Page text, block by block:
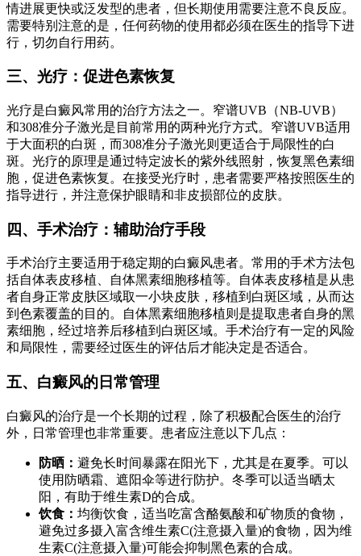
情进展更快或泛发型的患者，但长期使用需要注意不良反应。
需要特别注意的是，任何药物的使用都必须在医生的指导下进
行，切勿自行用药。
三、光疗：促进色素恢复
光疗是白癜风常用的治疗方法之一。窄谱UVB（NB-UVB）
和308准分子激光是目前常用的两种光疗方式。窄谱UVB适用
于大面积的白斑，而308准分子激光则更适合于局限性的白
斑。光疗的原理是通过特定波长的紫外线照射，恢复黑色素细
胞，促进色素恢复。在接受光疗时，患者需要严格按照医生的
指导进行，并注意保护眼睛和非皮损部位的皮肤。
四、手术治疗：辅助治疗手段
手术治疗主要适用于稳定期的白癜风患者。常用的手术方法包
括自体表皮移植、自体黑素细胞移植等。自体表皮移植是从患
者自身正常皮肤区域取一小块皮肤，移植到白斑区域，从而达
到色素覆盖的目的。自体黑素细胞移植则是提取患者自身的黑
素细胞，经过培养后移植到白斑区域。手术治疗有一定的风险
和局限性，需要经过医生的评估后才能决定是否适合。
五、白癜风的日常管理
白癜风的治疗是一个长期的过程，除了积极配合医生的治疗
外，日常管理也非常重要。患者应注意以下几点：
防晒： 避免长时间暴露在阳光下，尤其是在夏季。可以
使用防晒霜、遮阳伞等进行防护。冬季可以适当晒太
阳，有助于维生素D的合成。
饮食： 均衡饮食，适当吃富含酪氨酸和矿物质的食物，
避免过多摄入富含维生素C(注意摄入量)的食物，因为维
生素C(注意摄入量)可能会抑制黑色素的合成。